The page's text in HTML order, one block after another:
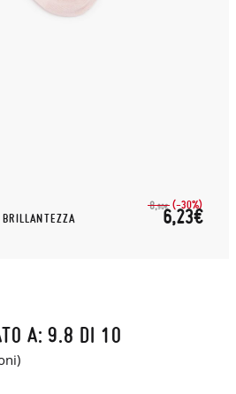
8,90€ (-30%)
6,23€
A: 9.8 DI 10